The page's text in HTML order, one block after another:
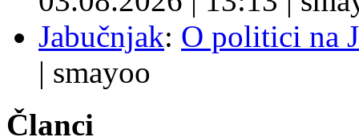
Jabučnjak: O politici na
| smayoo
Članci